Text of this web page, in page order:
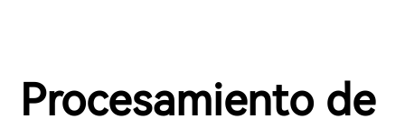
Procesamiento de